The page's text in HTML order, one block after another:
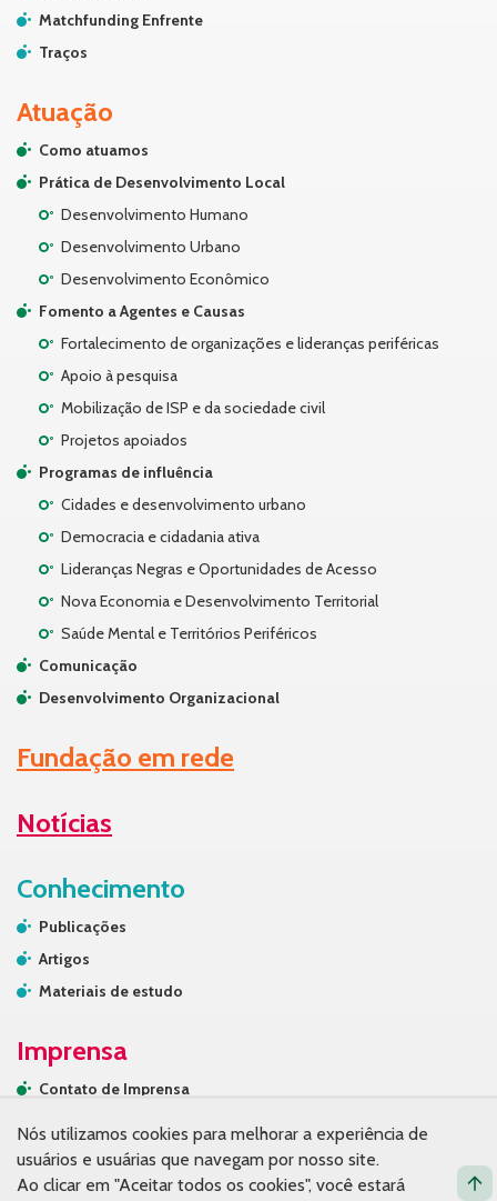
Matchfunding Enfrente
Traços
Atuação
Como atuamos
Prática de Desenvolvimento Local
Desenvolvimento Humano
Desenvolvimento Urbano
Desenvolvimento Econômico
Fomento a Agentes e Causas
Fortalecimento de organizações e lideranças periféricas
Apoio à pesquisa
Mobilização de ISP e da sociedade civil
Projetos apoiados
Programas de influência
Cidades e desenvolvimento urbano
Democracia e cidadania ativa
Lideranças Negras e Oportunidades de Acesso
Nova Economia e Desenvolvimento Territorial
Saúde Mental e Territórios Periféricos
Comunicação
Desenvolvimento Organizacional
Fundação em rede
Notícias
Conhecimento
Publicações
Artigos
Materiais de estudo
Imprensa
Contato de Imprensa
Na mídia
Nós utilizamos cookies para melhorar a experiência de
usuários e usuárias que navegam por nosso site.
Ao clicar em "Aceitar todos os cookies", você estará